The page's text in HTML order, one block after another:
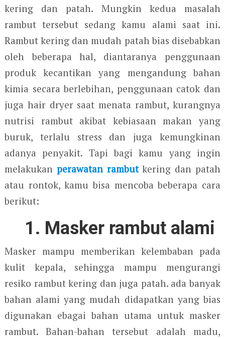
kering dan patah. Mungkin kedua masalah
rambut tersebut sedang kamu alami saat ini.
Rambut kering dan mudah patah bias disebabkan
oleh beberapa hal, diantaranya penggunaan
produk kecantikan yang mengandung bahan
kimia secara berlebihan, penggunaan catok dan
juga hair dryer saat menata rambut, kurangnya
nutrisi rambut akibat kebiasaan makan yang
buruk, terlalu stress dan juga kemungkinan
adanya penyakit. Tapi bagi kamu yang ingin
melakukan perawatan rambutkering dan patah
atau rontok, kamu bisa mencoba beberapa cara
berikut:
1. Masker rambut alami
Masker mampu memberikan kelembaban pada
kulit kepala, sehingga mampu mengurangi
resiko rambut kering dan juga patah. ada banyak
bahan alami yang mudah didapatkan yang bias
digunakan ebagai bahan utama untuk masker
rambut. Bahan-bahan tersebut adalah madu,